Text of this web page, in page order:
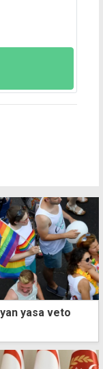
yasa veto